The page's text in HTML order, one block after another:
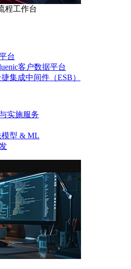
程工作台
台
客户数据平台
集成中间件（ESB）
实施服务
型 & ML